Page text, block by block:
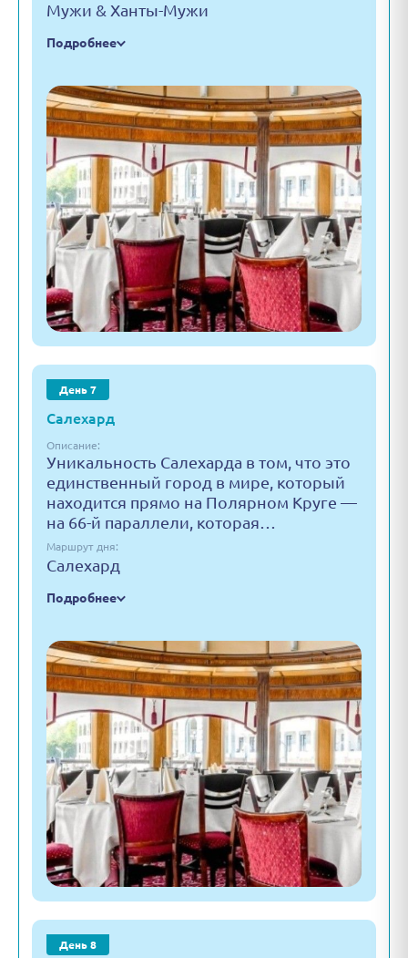
Мужи & Ханты-Мужи
Подробнее
День 7
Салехард
Описание:
Уникальность Салехарда в том, что это
единственный город в мире, который
находится прямо на Полярном Круге —
на 66-й параллели, которая…
Маршрут дня:
Салехард
Подробнее
День 8